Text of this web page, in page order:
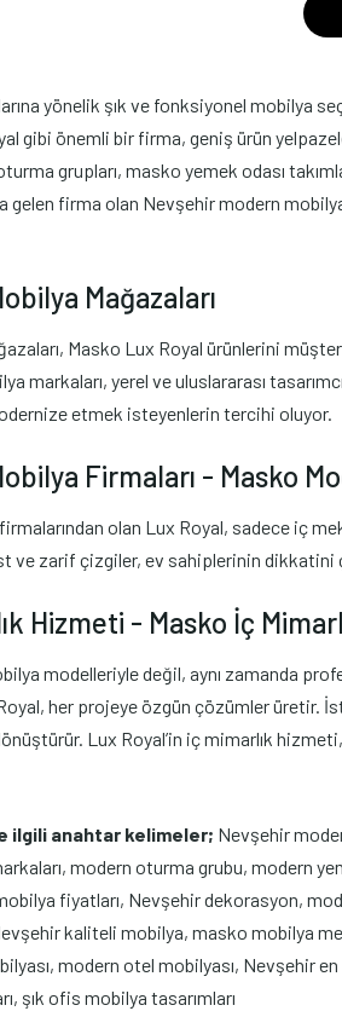
yönelik şık ve fonksiyonel mobilya
gibi önemli bir firma, geniş ürün
grupları, masko yemek odası
gelen firma olan Nevşehir modern
Mağazaları
Masko Lux Royal ürünlerini
markaları, yerel ve uluslararası
etmek isteyenlerin tercihi oluyor.
Firmaları - Masko
olan Lux Royal, sadece iç
ve zarif çizgiler, ev sahiplerinin dikkatini
Hizmeti - Masko İç
modelleriyle değil, aynı zamanda
her projeye özgün çözümler üretir.
Lux Royal’in iç mimarlık
ilgili anahtar kelimeler; Nevşehir
modern oturma grubu, modern
fiyatları, Nevşehir dekorasyon,
kaliteli mobilya, masko mobilya
modern otel mobilyası, Nevşehir
şık ofis mobilya tasarımları